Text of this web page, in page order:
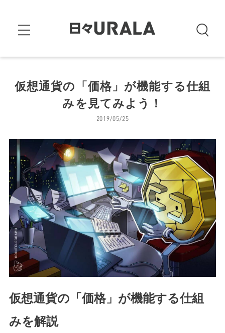
仮想通貨の「価格」が機能する仕組
みを見てみよう！
2019/05/25
仮想通貨の「価格」が機能する仕組
みを解説